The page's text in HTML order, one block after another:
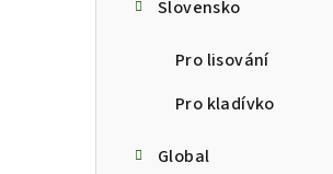
Slovensko
Pro lisování
Pro kladívko
Global